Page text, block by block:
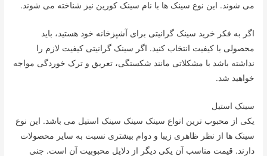
می شوند. این نوع سینک ها با نام سینک کورین نیز شناخته می شوند.
اگر به فکر خرید سینک گرانیتی برای آشپزخانه خود هستید، باید
محصولی با کیفیت انتخاب کنید. اگر سینک گرانیتی کیفیت لازم را
نداشته باشد با مشکلاتی مانند شکستگی، تعریق و ترک خوردگی مواجه
خواهید شد.
سینک استیل
یکی از محبوب ترین انواع سینک سینک سینک استیل می باشد. این نوع
سینک ها از نظر ظاهری زیبا و دوام بیشتری نسبت به سایر محصولات
دارند. قیمت مناسب آن یکی دیگر از دلایل محبوبیت آن است. جنی